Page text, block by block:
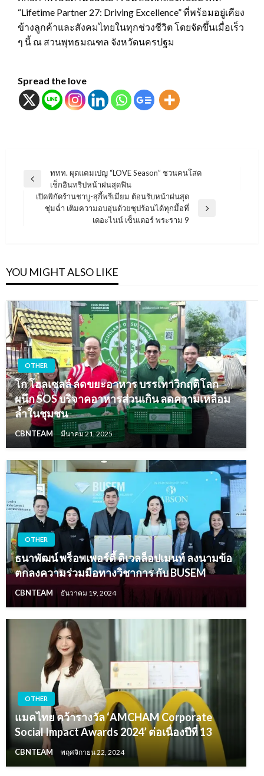
“Lifetime Partner 27: Driving Excellence” ที่พร้อมอยู่เคียง
ข้างลูกค้าและสังคมไทยในทุกช่วงชีวิต โดยจัดขึ้นเมื่อเร็ว
ๆ นี้ ณ สวนพุทธมณฑล จังหวัดนครปฐม
Spread the love
แนะแนว
เรื่อง
Previous
Post
ททท. ผุดแคมเปญ “LOVE Season” ชวนคนโสด
เช็กอินทริปหน้าฝนสุดฟิน
Next
เปิดพิกัดร้านชาบู-สุกี้พรีเมียม ต้อนรับหน้าฝนสุด
ชุ่มฉ่ำ เติมความอบอุ่นด้วยซุปร้อนได้ทุกมื้อที่
เดอะไนน์ เซ็นเตอร์ พระราม 9
YOU MIGHT ALSO LIKE
OTHER
โก โฮลเซลล์ ลดขยะอาหาร บรรเทาวิกฤติโลก
ผนึก SOS บริจาคอาหารส่วนเกิน ลดความเหลื่อม
ล้ำในชุมชน
CBNTEAM มีนาคม 21, 2025
OTHER
ธนาพัฒน์ พร็อพเพอร์ตี้ ดิเวลล็อปเมนท์ ลงนามข้อ
ตกลงความร่วมมือทางวิชาการ กับ BUSEM
CBNTEAM ธันวาคม 19, 2024
OTHER
แมคไทย คว้ารางวัล ‘AMCHAM Corporate
Social Impact Awards 2024’ ต่อเนื่องปีที่ 13
CBNTEAM พฤศจิกายน 22, 2024